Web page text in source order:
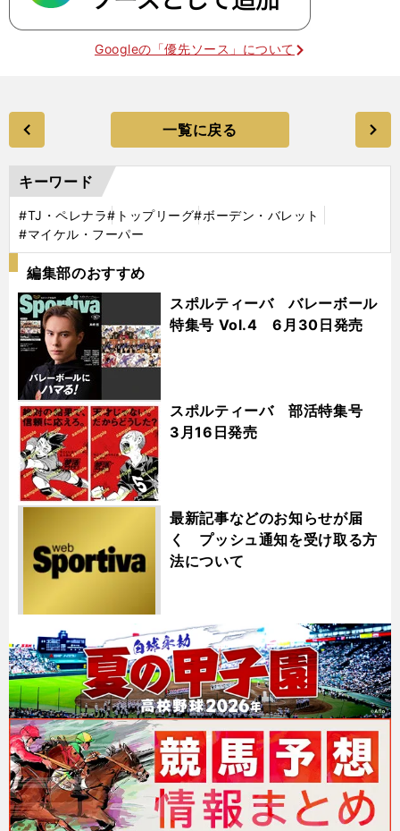
Googleの「優先ソース」について
一覧に戻る
キーワード
#TJ・ペレナラ#トップリーグ#ボーデン・バレット
#マイケル・フーパー
編集部のおすすめ
スポルティーバ バレーボール
特集号 Vol.4 6月30日発売
スポルティーバ 部活特集号
3月16日発売
最新記事などのお知らせが届
く プッシュ通知を受け取る方
法について